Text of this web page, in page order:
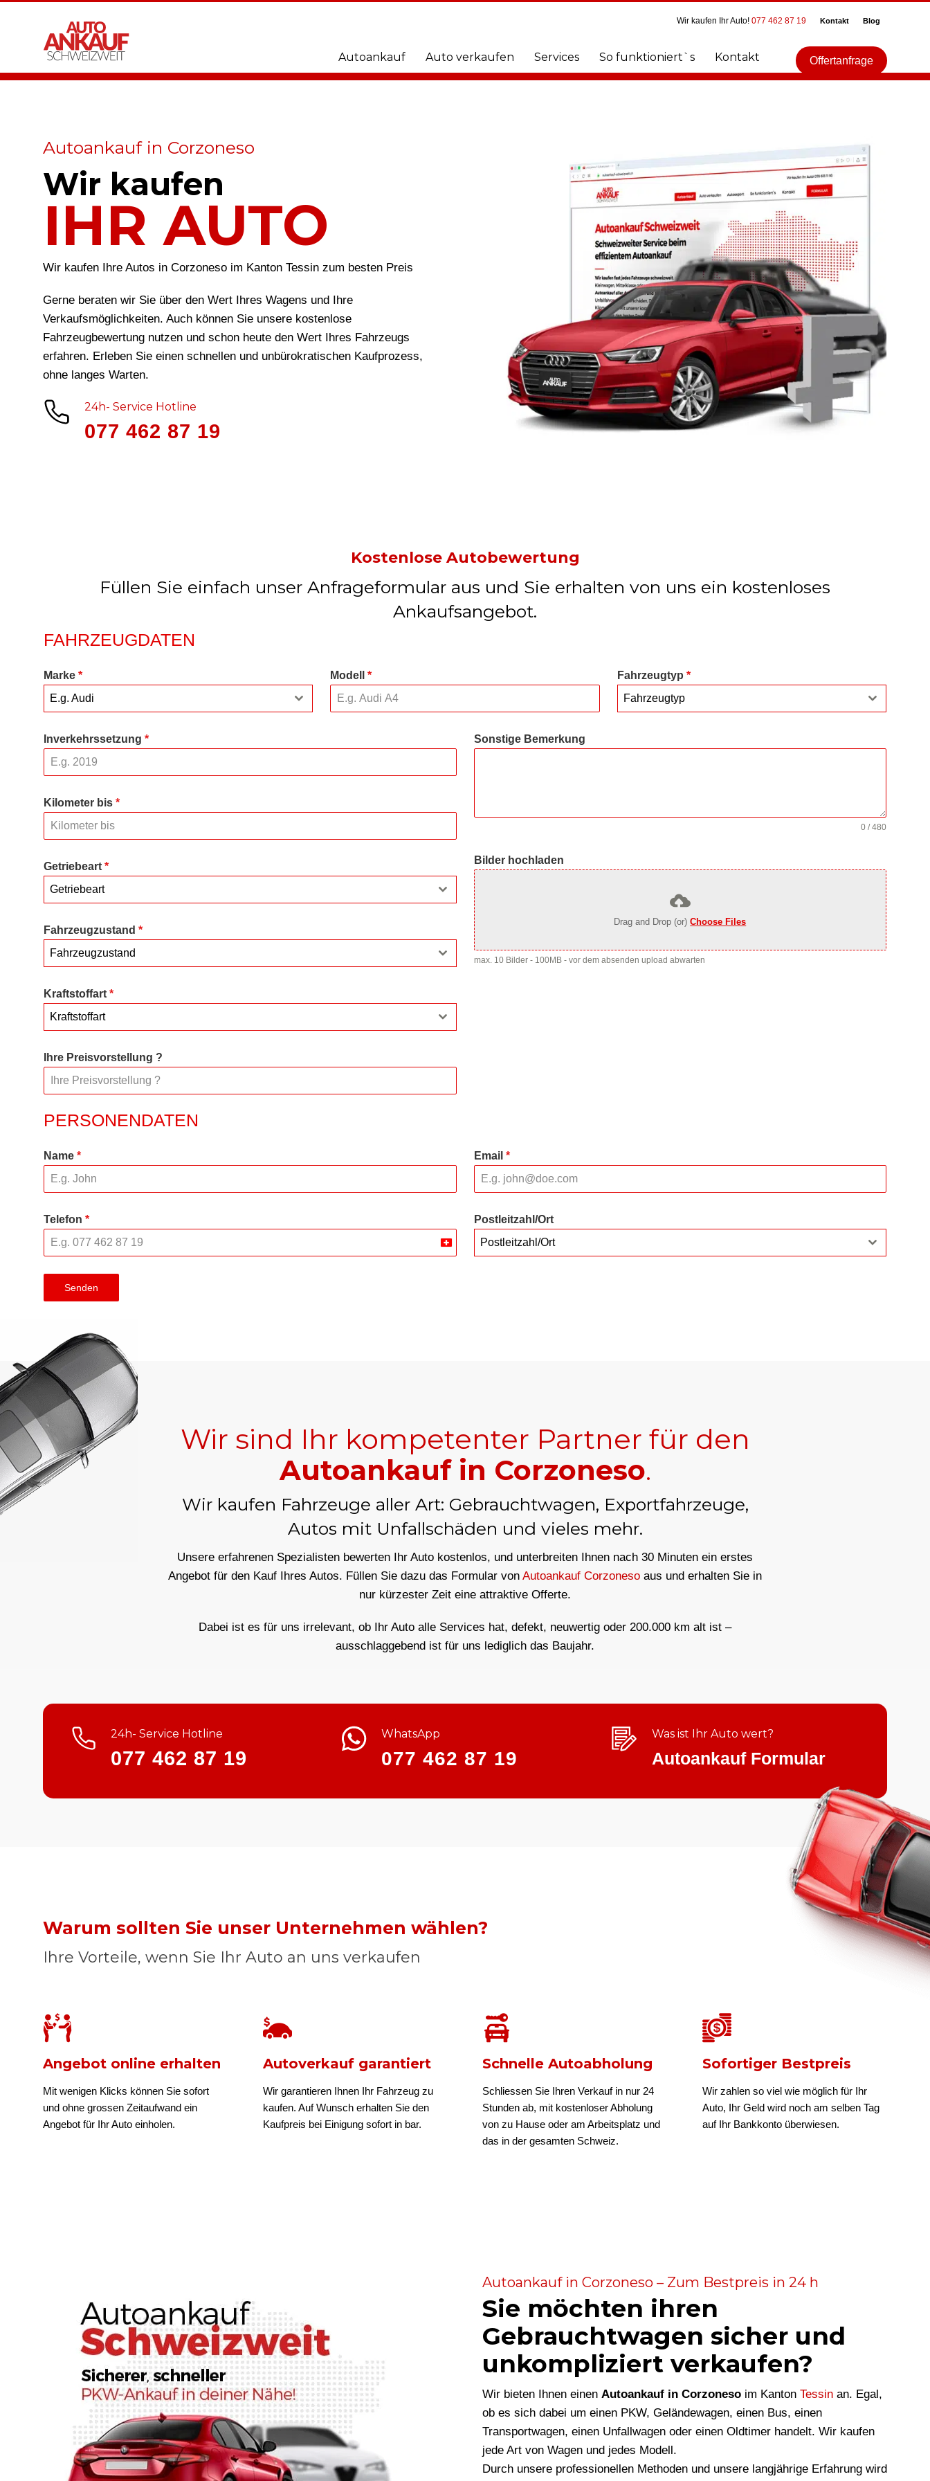
Wir kaufen Ihr Auto! 077 462 87 19 Kontakt Blog
Autoankauf Auto verkaufen Services So funktioniert`s Kontakt Offertanfrage
Autoankauf in Corzoneso
Wir kaufen
IHR AUTO
Wir kaufen Ihre Autos in Corzoneso im Kanton Tessin zum besten Preis
Gerne beraten wir Sie über den Wert Ihres Wagens und Ihre
Verkaufsmöglichkeiten. Auch können Sie unsere kostenlose
Fahrzeugbewertung nutzen und schon heute den Wert Ihres Fahrzeugs
erfahren. Erleben Sie einen schnellen und unbürokratischen Kaufprozess,
ohne langes Warten.
24h- Service Hotline
077 462 87 19
Kostenlose Autobewertung
Füllen Sie einfach unser Anfrageformular aus und Sie erhalten von uns ein kostenloses
Ankaufsangebot.
FAHRZEUGDATEN
Marke *
E.g. Audi
Modell* Fahrzeugtyp *
Fahrzeugtyp
Inverkehrssetzung *
Kilometer bis *
Getriebeart *
Getriebeart
Fahrzeugzustand *
Fahrzeugzustand
Kraftstoffart *
Kraftstoffart
Ihre Preisvorstellung ?
Sonstige Bemerkung
0 / 480
Bilder hochladen
Drag and Drop (or)Choose Files
max. 10 Bilder - 100MB - vor dem absenden upload abwarten
PERSONENDATEN
Name * Email *
Telefon *
Switzerland
Postleitzahl/Ort
Postleitzahl/Ort
Senden
Wir sind Ihr kompetenter Partner für den
Autoankauf in Corzoneso.
Wir kaufen Fahrzeuge aller Art: Gebrauchtwagen, Exportfahrzeuge,
Autos mit Unfallschäden und vieles mehr.
Unsere erfahrenen Spezialisten bewerten Ihr Auto kostenlos, und unterbreiten Ihnen nach 30 Minuten ein erstes
Angebot für den Kauf Ihres Autos. Füllen Sie dazu das Formular von Autoankauf Corzoneso aus und erhalten Sie in
nur kürzester Zeit eine attraktive Offerte.
Dabei ist es für uns irrelevant, ob Ihr Auto alle Services hat, defekt, neuwertig oder 200.000 km alt ist –
ausschlaggebend ist für uns lediglich das Baujahr.
24h- Service Hotline
077 462 87 19
WhatsApp
077 462 87 19
Was ist Ihr Auto wert?
Autoankauf Formular
Warum sollten Sie unser Unternehmen wählen?
Ihre Vorteile, wenn Sie Ihr Auto an uns verkaufen
Angebot online erhalten
Mit wenigen Klicks können Sie sofort
und ohne grossen Zeitaufwand ein
Angebot für Ihr Auto einholen.
Autoverkauf garantiert
Wir garantieren Ihnen Ihr Fahrzeug zu
kaufen. Auf Wunsch erhalten Sie den
Kaufpreis bei Einigung sofort in bar.
Schnelle Autoabholung
Schliessen Sie Ihren Verkauf in nur 24
Stunden ab, mit kostenloser Abholung
von zu Hause oder am Arbeitsplatz und
das in der gesamten Schweiz.
Sofortiger Bestpreis
Wir zahlen so viel wie möglich für Ihr
Auto, Ihr Geld wird noch am selben Tag
auf Ihr Bankkonto überwiesen.
Autoankauf in Corzoneso – Zum Bestpreis in 24 h
Sie möchten ihren
Gebrauchtwagen sicher und
unkompliziert verkaufen?
Wir bieten Ihnen einen Autoankauf in Corzoneso im Kanton Tessin an. Egal,
ob es sich dabei um einen PKW, Geländewagen, einen Bus, einen
Transportwagen, einen Unfallwagen oder einen Oldtimer handelt. Wir kaufen
jede Art von Wagen und jedes Modell.
Durch unsere professionellen Methoden und unsere langjährige Erfahrung wird